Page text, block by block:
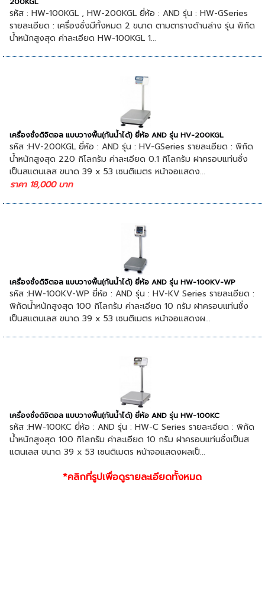
รหัส : HW-100KGL , HW-200KGL ยี่ห้อ : AND รุ่น : HW-GSeries
รายละเอียด : เครื่องชั่งมีทั้งหมด 2 ขนาด ตามตารางด้านล่าง รุ่น พิกัด
น้ำหนักสูงสุด ค่าละเอียด HW-100KGL 1...
เครื่องชั่งดิจิตอล แบบวางพื้น(กันน้ำได้) ยี่ห้อ AND รุ่น HV-200KGL
รหัส :HV-200KGL ยี่ห้อ : AND รุ่น : HV-GSeries รายละเอียด : พิกัด
น้ำหนักสูงสุด 220 กิโลกรัม ค่าละเอียด 0.1 กิโลกรัม ฝาครอบแท่นชั่ง
เป็นสแตนเลส ขนาด 39 x 53 เซนติเมตร หน้าจอแสดง...
ราคา 18,000 บาท
เครื่องชั่งดิจิตอล แบบวางพื้น(กันน้ำได้) ยี่ห้อ AND รุ่น HW-100KV-WP
รหัส :HW-100KV-WP ยี่ห้อ : AND รุ่น : HV-KV Series รายละเอียด :
พิกัดน้ำหนักสูงสุด 100 กิโลกรัม ค่าละเอียด 10 กรัม ฝาครอบแท่นชั่ง
เป็นสแตนเลส ขนาด 39 x 53 เซนติเมตร หน้าจอแสดงผ...
เครื่องชั่งดิจิตอล แบบวางพื้น(กันน้ำได้) ยี่ห้อ AND รุ่น HW-100KC
รหัส :HW-100KC ยี่ห้อ : AND รุ่น : HW-C Series รายละเอียด : พิกัด
น้ำหนักสูงสุด 100 กิโลกรัม ค่าละเอียด 10 กรัม ฝาครอบแท่นชั่งเป็นส
แตนเลส ขนาด 39 x 53 เซนติเมตร หน้าจอแสดงผลเป็...
*คลิกที่รูปเพื่อดูรายละเอียดทั้งหมด